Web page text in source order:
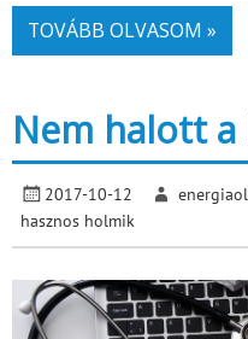
TOVÁBB OLVASOM »
Nem halott a
2017-10-12
hasznos holmik